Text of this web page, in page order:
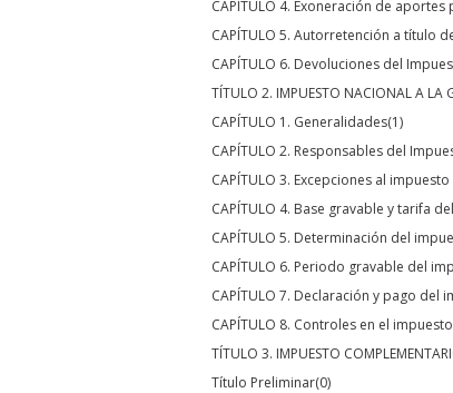
CAPÍTULO 4. Exoneración de aportes
CAPÍTULO 5. Autorretención a título
CAPÍTULO 6. Devoluciones del
TÍTULO 2. IMPUESTO NACIONAL A LA
CAPÍTULO 1. Generalidades(1)
CAPÍTULO 2. Responsables del
CAPÍTULO 3. Excepciones al
CAPÍTULO 4. Base gravable y tarifa
CAPÍTULO 5. Determinación del
CAPÍTULO 6. Periodo gravable del
CAPÍTULO 7. Declaración y pago del
CAPÍTULO 8. Controles en el
TÍTULO 3. IMPUESTO
Título Preliminar(0)